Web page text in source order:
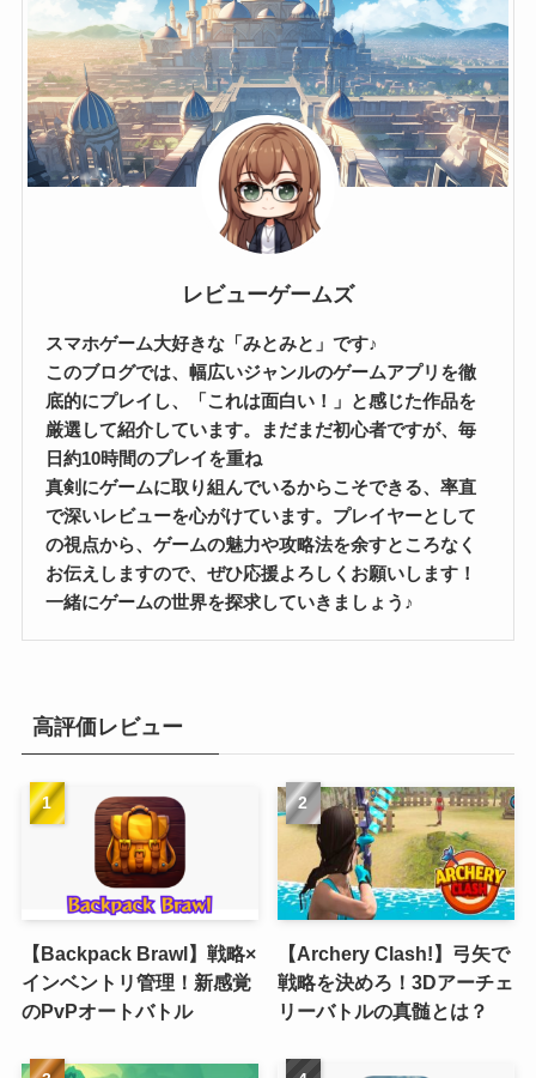
レビューゲームズ
スマホゲーム大好きな「みとみと」です♪
このブログでは、幅広いジャンルのゲームアプリを徹
底的にプレイし、「これは面白い！」と感じた作品を
厳選して紹介しています。まだまだ初心者ですが、毎
日約10時間のプレイを重ね
真剣にゲームに取り組んでいるからこそできる、率直
で深いレビューを心がけています。プレイヤーとして
の視点から、ゲームの魅力や攻略法を余すところなく
お伝えしますので、ぜひ応援よろしくお願いします！
一緒にゲームの世界を探求していきましょう♪
高評価レビュー
【Backpack Brawl】戦略×
インベントリ管理！新感覚
のPvPオートバトル
【Archery Clash!】弓矢で
戦略を決めろ！3Dアーチェ
リーバトルの真髄とは？